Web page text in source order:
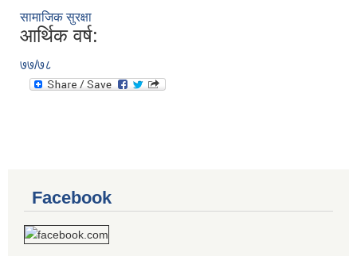
सामाजिक सुरक्षा
आर्थिक वर्ष:
७७/७८
Facebook